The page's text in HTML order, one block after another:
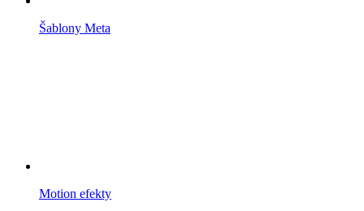
Šablony Meta
Motion efekty